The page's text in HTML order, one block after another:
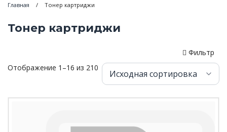
Главная / Тонер картриджи
Тонер картриджи
Фильтр
Отображение 1–16 из 210